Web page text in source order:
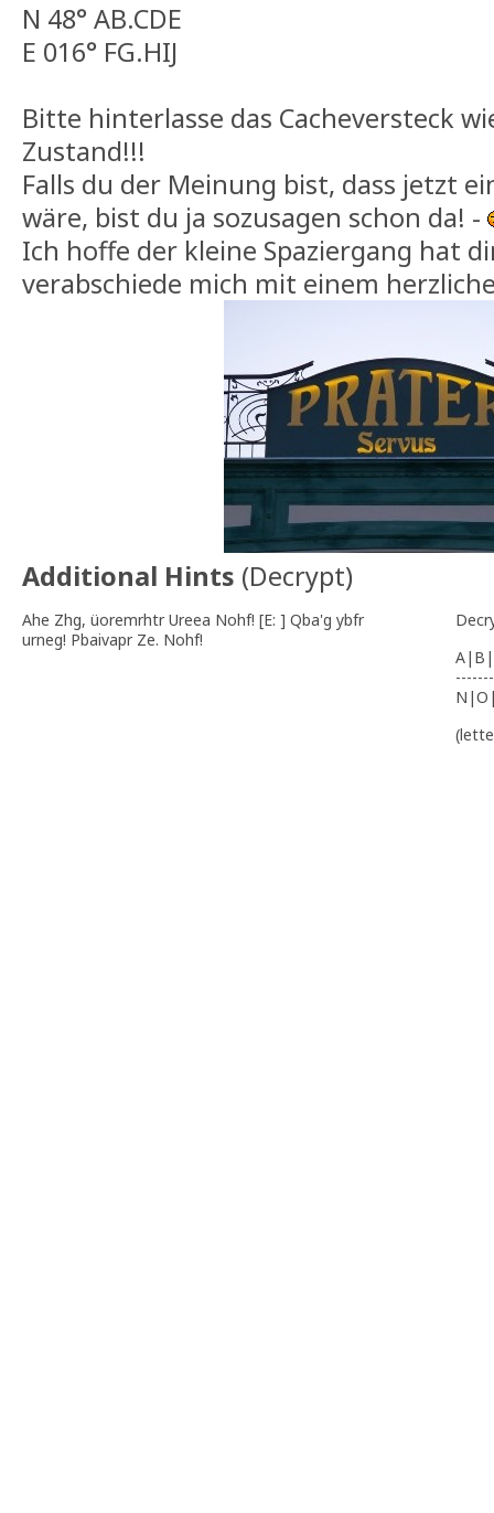
N 48° AB.CDE
E 016° FG.HIJ
Bitte hinterlasse das Cacheversteck
Zustand!!!
Falls du der Meinung bist, dass jetzt
wäre, bist du ja sozusagen schon da! -
Ich hoffe der kleine Spaziergang hat
verabschiede mich mit einem
Additional Hints (Decrypt)
Ahe Zhg, üoremrhtr Ureea Nohf! [E: ] Qba'g ybfr
urneg! Pbaivapr Ze. Nohf!